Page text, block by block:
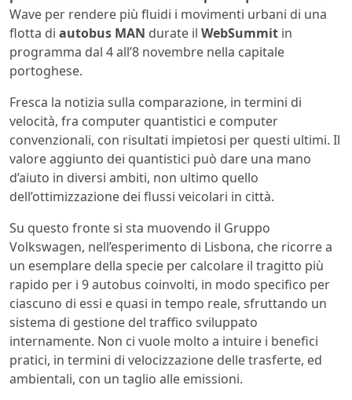
Wave per rendere più fluidi i movimenti urbani di una
flotta di autobus MAN durate il WebSummit in
programma dal 4 all’8 novembre nella capitale
portoghese.
Fresca la notizia sulla comparazione, in termini di
velocità, fra computer quantistici e computer
convenzionali, con risultati impietosi per questi ultimi. Il
valore aggiunto dei quantistici può dare una mano
d’aiuto in diversi ambiti, non ultimo quello
dell’ottimizzazione dei flussi veicolari in città.
Su questo fronte si sta muovendo il Gruppo
Volkswagen, nell’esperimento di Lisbona, che ricorre a
un esemplare della specie per calcolare il tragitto più
rapido per i 9 autobus coinvolti, in modo specifico per
ciascuno di essi e quasi in tempo reale, sfruttando un
sistema di gestione del traffico sviluppato
internamente. Non ci vuole molto a intuire i benefici
pratici, in termini di velocizzazione delle trasferte, ed
ambientali, con un taglio alle emissioni.